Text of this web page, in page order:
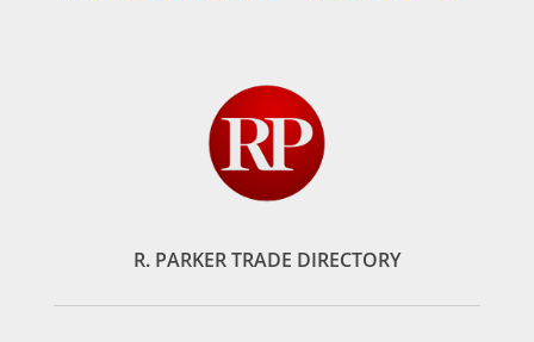
R. PARKER TRADE DIRECTORY